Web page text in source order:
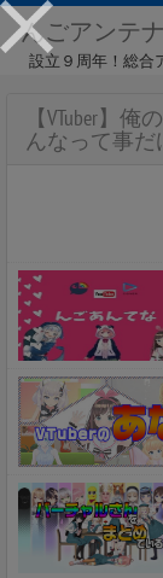
んごアンテナ
設立９周年！総合
【VTuber】
んなって事だ